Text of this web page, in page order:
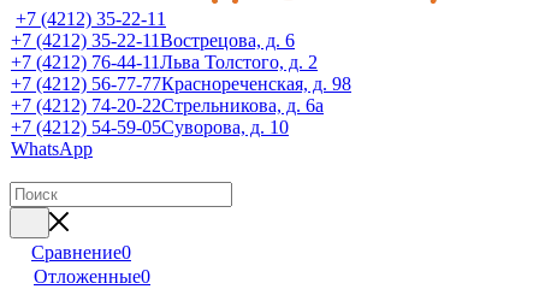
+7 (4212) 35-22-11
+7 (4212) 35-22-11Вострецова, д. 6
+7 (4212) 76-44-11Льва Толстого, д. 2
+7 (4212) 56-77-77Краснореченская, д. 98
+7 (4212) 74-20-22Стрельникова, д. 6а
+7 (4212) 54-59-05Суворова, д. 10
WhatsApp
Сравнение0
Отложенные0